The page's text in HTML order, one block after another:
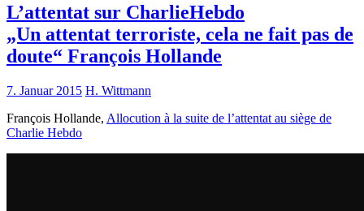
L’attentat sur CharlieHebdo
„Un attentat terroriste, cela ne fait pas de
doute“ François Hollande
7. Januar 2015 H. Wittmann
François Hollande, Allocution à la suite de l’attentat au siège de
Charlie Hebdo